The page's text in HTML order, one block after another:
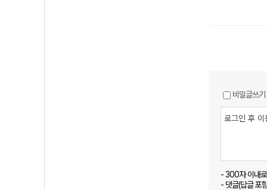
비밀글쓰기
- 300자 이내
- 댓글(답글 포